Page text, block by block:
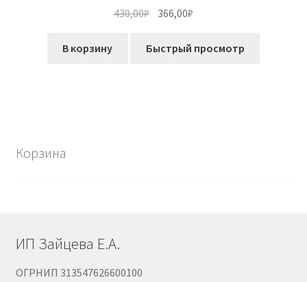
430,00₽ Первоначальная
составляла
366,00₽
366,00₽.
В корзину Быстрый просмотр
Корзина
ИП Зайцева Е.А.
ОГРНИП 313547626600100